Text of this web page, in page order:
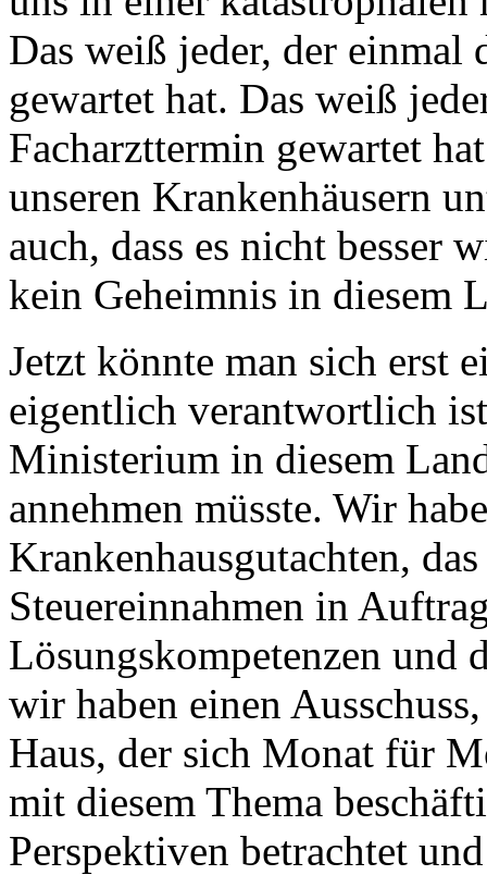
Das weiß jeder, der
gewartet hat. Das weiß
Facharzttermin gewartet
unseren Krankenhäusern
auch, dass es nicht besser
kein Geheimnis in diesem
Jetzt könnte man sich erst
eigentlich verantwortlich
Ministerium in diesem
annehmen müsste. Wir
Krankenhausgutachten,
Steuereinnahmen in
Lösungskompetenzen und
wir haben einen
Haus, der sich Monat für
mit diesem Thema
Perspektiven betrachtet